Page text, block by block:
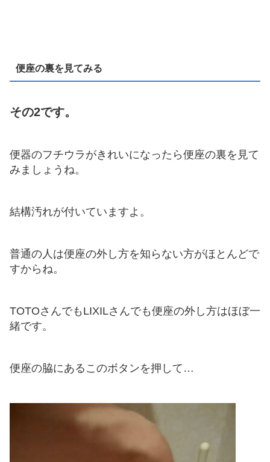
便座の裏を見てみる
その2です。
便器のフチウラがきれいになったら便座の裏を見て
みましょうね。
結構汚れが付いていますよ。
普通の人は便座の外し方を知らない方がほとんどで
すからね。
TOTOさんでもLIXILさんでも便座の外し方はほぼ一
緒です。
便座の脇にあるこのボタンを押して…